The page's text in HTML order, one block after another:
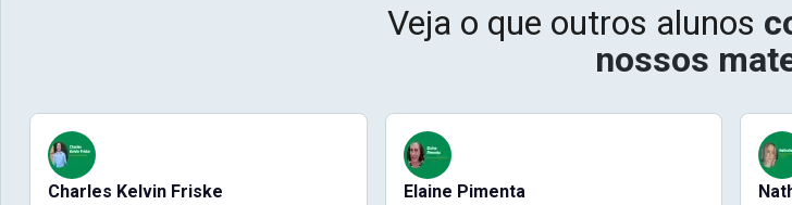
Veja o que outros alunos
nossos
Charles Kelvin Friske Elaine Pimenta